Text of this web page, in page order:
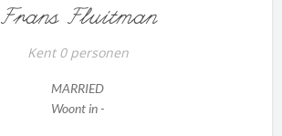
Frans Fluitman
Kent 0 personen
MARRIED
Woont in -